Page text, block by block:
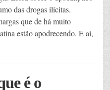
das drogas ilícitas.
que de há muito
estão apodrecendo. E aí,
é o